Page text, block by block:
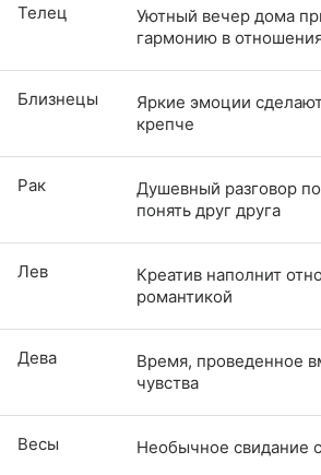
Телец
Уютный вечер дома
гармонию в
Близнецы
Яркие эмоции
крепче
Рак
Душевный разговор
понять друг друга
Лев
Креатив наполнит
романтикой
Дева
Время, проведенное
чувства
Весы Необычное свидание